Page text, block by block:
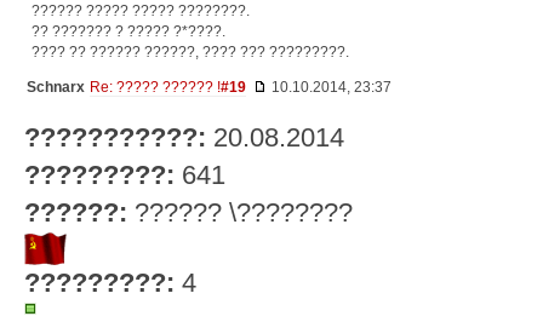
?????? ????? ????? ????????.
?? ??????? ? ????? ?*????.
???? ?? ?????? ??????, ???? ??? ?????????.
Schnarx Re: ????? ?????? !#19 10.10.2014, 23:37
???????????: 20.08.2014
?????????: 641
??????: ?????? \????????
?????????: 4